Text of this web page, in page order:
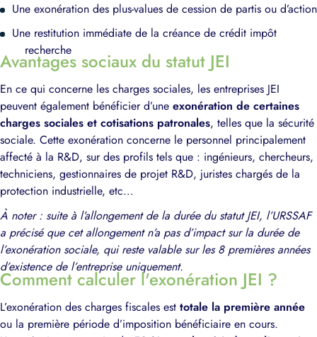
Une exonération des plus-values de cession de partis ou d’action
Une restitution immédiate de la créance de crédit impôt
recherche
Avantages sociaux du statut JEI
En ce qui concerne les charges sociales, les entreprises JEI
peuvent également bénéficier d’une exonération de certaines
charges sociales et cotisations patronales, telles que la sécurité
sociale. Cette exonération concerne le personnel principalement
affecté à la R&D, sur des profils tels que : ingénieurs, chercheurs,
techniciens, gestionnaires de projet R&D, juristes chargés de la
protection industrielle, etc…
À noter : suite à l’allongement de la durée du statut JEI, l’URSSAF
a précisé que cet allongement n’a pas d’impact sur la durée de
l’exonération sociale, qui reste valable sur les 8 premières années
d’existence de l’entreprise uniquement.
Comment calculer l'exonération JEI ?
L’exonération des charges fiscales est totale la première année
ou la première période d’imposition bénéficiaire en cours.